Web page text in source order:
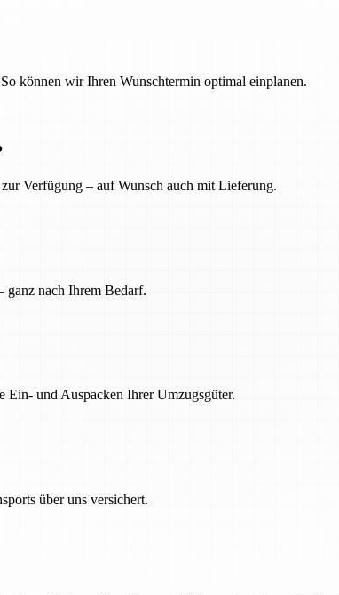
können wir Ihren Wunschtermin optimal einplanen.
Verfügung – auf Wunsch auch mit Lieferung.
ganz nach Ihrem Bedarf.
Ein- und Auspacken Ihrer Umzugsgüter.
über uns versichert.